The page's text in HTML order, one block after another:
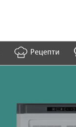
Рецепти